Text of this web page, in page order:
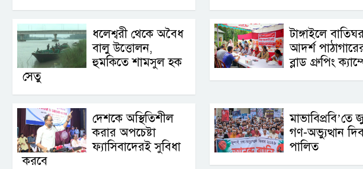
ধলেশ্বরী থেকে অবৈধ
বালু উত্তোলন,
হুমকিতে শামসুল হক
সেতু
টাঙ্গাইলে
আদর্শ
ব্লাড গ্রুপিং
দেশকে অস্থিতিশীল
করার অপচেষ্টা
ফ্যাসিবাদেরই সুবিধা
করবে
মাভাবিপ্রবি’তে
গণ-অভ্যুত্থান
পালিত